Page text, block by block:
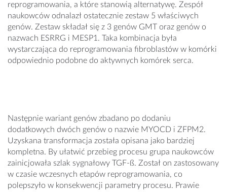
reprogramowania, a które stanowią alternatywę. Zespół
naukowców odnalazł ostatecznie zestaw 5 właściwych
genów. Zestaw składał się z 3 genów GMT oraz genów o
nazwach ESRRG i MESP1. Taka kombinacja była
wystarczająca do reprogramowania fibroblastów w komórki
odpowiednio podobne do aktywnych komórek serca.
Następnie wariant genów zbadano po dodaniu
dodatkowych dwóch genów o nazwie MYOCD i ZFPM2.
Uzyskana transformacja została opisana jako bardziej
kompletna. By ułatwić przebieg procesu grupa naukowców
zainicjowała szlak sygnałowy TGF-ß. Został on zastosowany
w czasie wczesnych etapów reprogramowania, co
polepszyło w konsekwencji parametry procesu. Prawie